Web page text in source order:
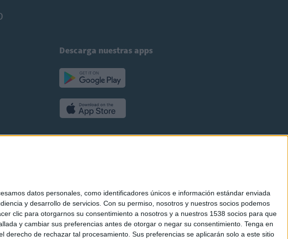
datos personales, como identificadores únicos e información estándar enviada
y desarrollo de servicios. Con su permiso, nosotros y nuestros socios podemos
clic para otorgarnos su consentimiento a nosotros y a nuestros 1538 socios para que
y cambiar sus preferencias antes de otorgar o negar su consentimiento. Tenga en
de rechazar tal procesamiento. Sus preferencias se aplicarán solo a este sitio
Descarga nuestras apps